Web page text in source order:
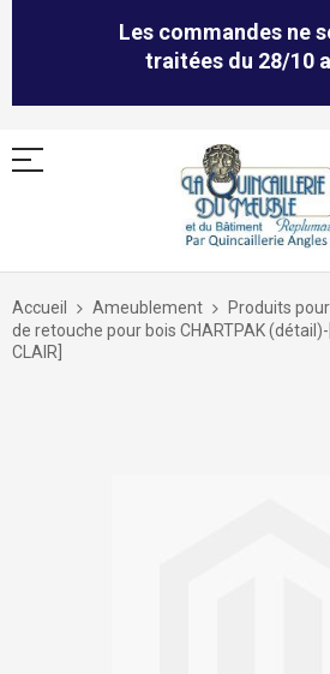
Les commandes ne
traitées du 28/10
Allez
contenu
Accueil Ameublement Produits
de retouche pour bois CHARTPAK
CLAIR]